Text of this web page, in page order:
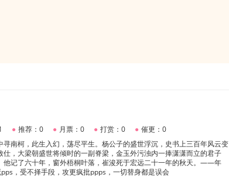
● 推荐：0 ● 月票：0 ● 打赏：0 ● 催更：0
南柯，此生入幻，荡尽平生。杨公子的盛世浮沉，史书上三百年风云变
，大梁朝盛世将倾时的一副脊梁，金玉外污浊内一捧潇潇而立的君子
他记了六十年，窗外梧桐叶落，崔浚死于宏远二十一年的秋天。——年
，受不择手段，攻更疯批ppps，一切替身都是误会